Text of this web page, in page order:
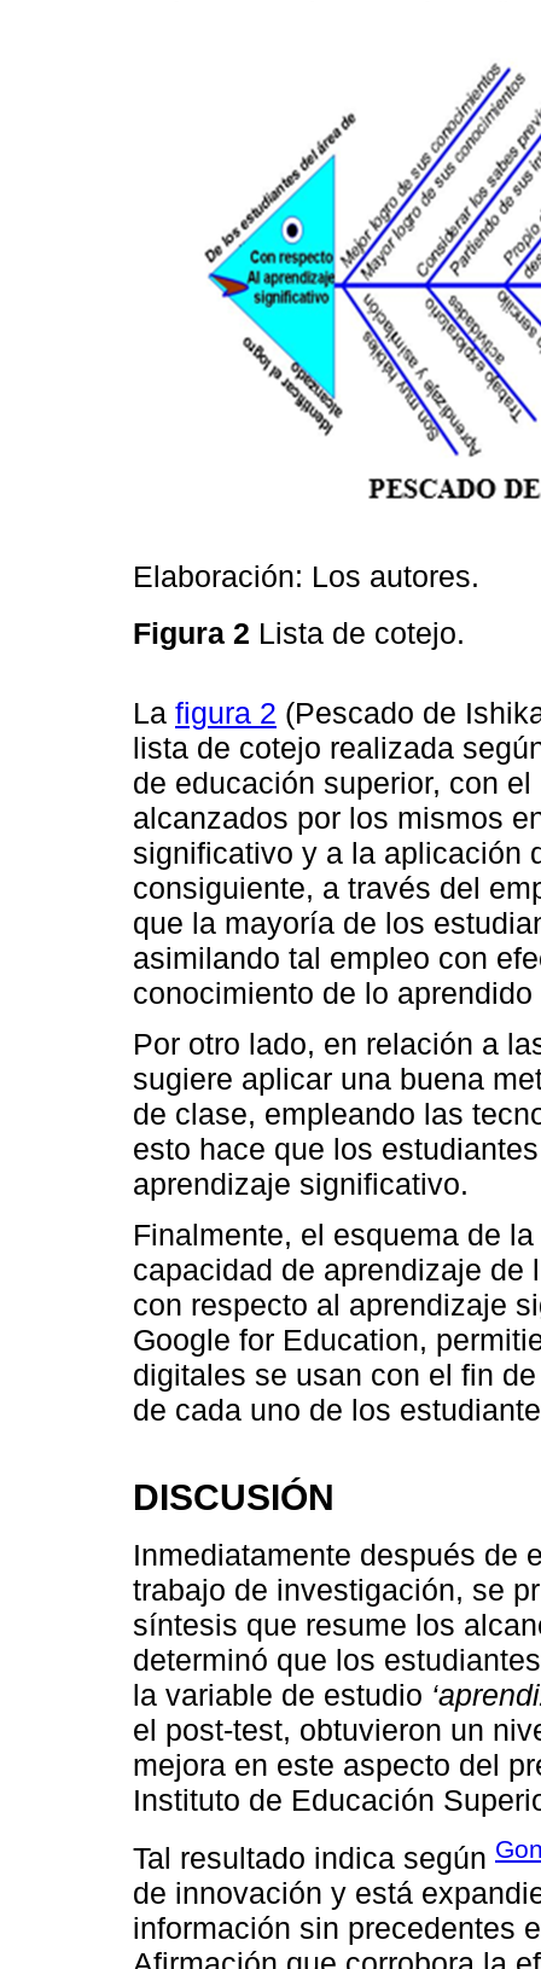
Elaboración: Los autores.
Figura 2 Lista de cotejo.
La figura 2 (Pescado de
lista de cotejo realizada
de educación superior, con
alcanzados por los mismos
significativo y a la aplicación
consiguiente, a través del
que la mayoría de los
asimilando tal empleo con
conocimiento de lo
Por otro lado, en relación a
sugiere aplicar una buena
de clase, empleando las
esto hace que los
aprendizaje significativo.
Finalmente, el esquema de
capacidad de aprendizaje de
con respecto al aprendizaje
Google for Education,
digitales se usan con el fin
de cada uno de los
DISCUSIÓN
Inmediatamente después de
trabajo de investigación, se
síntesis que resume los
determinó que los
la variable de estudio
el post-test, obtuvieron un
mejora en este aspecto del
Instituto de Educación
Tal resultado indica según
de innovación y está
información sin precedentes